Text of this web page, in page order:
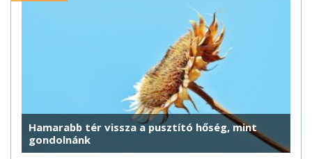
Hamarabb tér vissza a pusztító hőség, mint
gondolnánk